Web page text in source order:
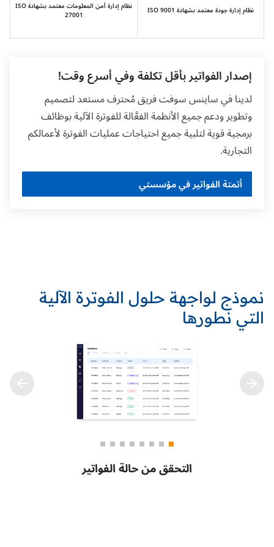
نظام إدارة جودة معتمد بشهادة ISO 9001 نظام إدارة أمن المعلومات معتمد بشهادة ISO
27001
إصدار الفواتير بأقل تكلفة وفي أسرع وقت!
لدينا في ساينس سوفت فريق مُحترف مستعد لتصميم
وتطوير ودعم جميع الأنظمة الفعَّالة للفوترة الآلية بوظائف
برمجية قوية لتلبية جميع احتياجات عمليات الفوترة لأعمالكم
التجارية.
أتمتة الفواتير في مؤسستي
نموذج لواجهة حلول الفوترة الآلية
التي نطورها
التحقق من حالة الفواتير